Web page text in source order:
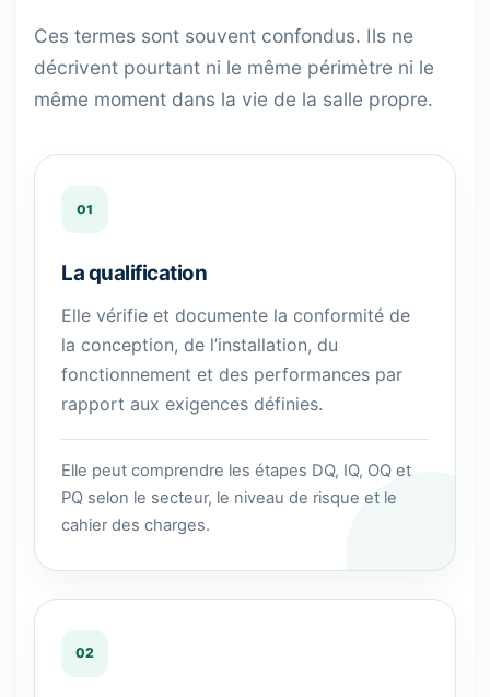
Ces termes sont souvent confondus. Ils ne
décrivent pourtant ni le même périmètre ni le
même moment dans la vie de la salle propre.
01
La qualification
Elle vérifie et documente la conformité de
la conception, de l’installation, du
fonctionnement et des performances par
rapport aux exigences définies.
Elle peut comprendre les étapes DQ, IQ, OQ et
PQ selon le secteur, le niveau de risque et le
cahier des charges.
02